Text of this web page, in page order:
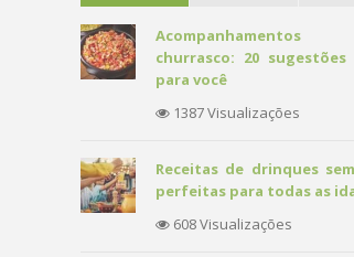
churrasco: 20 sugestões
para você
1387 Visualizações
Receitas de drinques
perfeitas para todas as
608 Visualizações